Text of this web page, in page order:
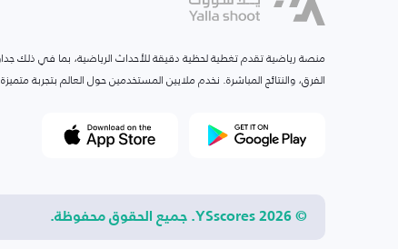
منصة رياضية تقدم تغطية لحظية دقيقة للأحداث الرياضية، بما في ذلك
الفرق، والنتائج المباشرة. نخدم ملايين المستخدمين حول العالم بتجربة
© 2026 YSscores. جميع الحقوق محفوظة.